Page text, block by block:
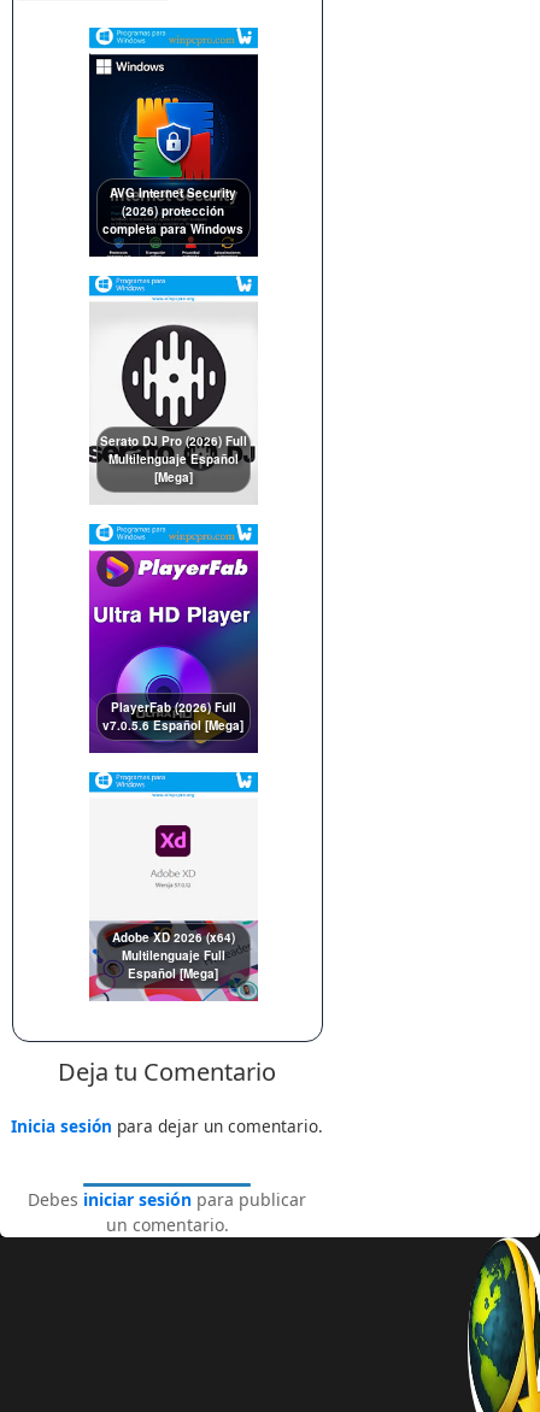
AVG Internet Security
(2026) protección
completa para Windows
Serato DJ Pro (2026) Full
Multilenguaje Español
[Mega]
PlayerFab (2026) Full
v7.0.5.6 Español [Mega]
Adobe XD 2026 (x64)
Multilenguaje Full
Español [Mega]
Deja tu Comentario
Inicia sesión para dejar un comentario.
Debes iniciar sesión para publicar
un comentario.